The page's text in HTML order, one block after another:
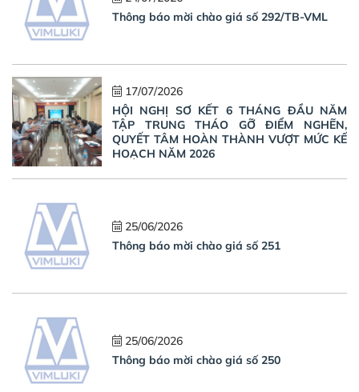
Thông báo mời chào giá số 292/TB-VML
17/07/2026
HỘI NGHỊ SƠ KẾT 6 THÁNG ĐẦU NĂM
TẬP TRUNG THÁO GỠ ĐIỂM NGHẼN,
QUYẾT TÂM HOÀN THÀNH VƯỢT MỨC KẾ
HOẠCH NĂM 2026
25/06/2026
Thông báo mời chào giá số 251
25/06/2026
Thông báo mời chào giá số 250